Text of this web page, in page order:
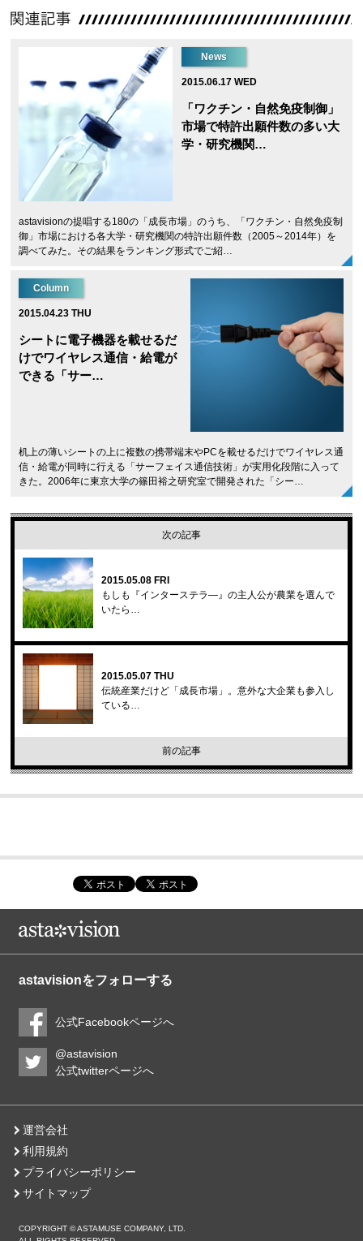
News
2015.06.17 WED
「ワクチン・自然免疫制御」
市場で特許出願件数の多い大
学・研究機関…
astavisionの提唱する180の「成長市場」のうち、「ワクチン・自然免疫制
御」市場における各大学・研究機関の特許出願件数（2005～2014年）を
調べてみた。その結果をランキング形式でご紹…
Column
2015.04.23 THU
シートに電子機器を載せるだ
けでワイヤレス通信・給電が
できる「サー…
机上の薄いシートの上に複数の携帯端末やPCを載せるだけでワイヤレス通
信・給電が同時に行える「サーフェイス通信技術」が実用化段階に入って
きた。2006年に東京大学の篠田裕之研究室で開発された「シー…
次の記事
2015.05.08 FRI
もしも『インターステラ―』の主人公が農業を選んで
いたら…
2015.05.07 THU
伝統産業だけど「成長市場」。意外な大企業も参入し
ている…
前の記事
astavisionをフォローする
公式Facebookページへ
@astavision
公式twitterページへ
運営会社
利用規約
プライバシーポリシー
サイトマップ
COPYRIGHT © ASTAMUSE COMPANY, LTD.